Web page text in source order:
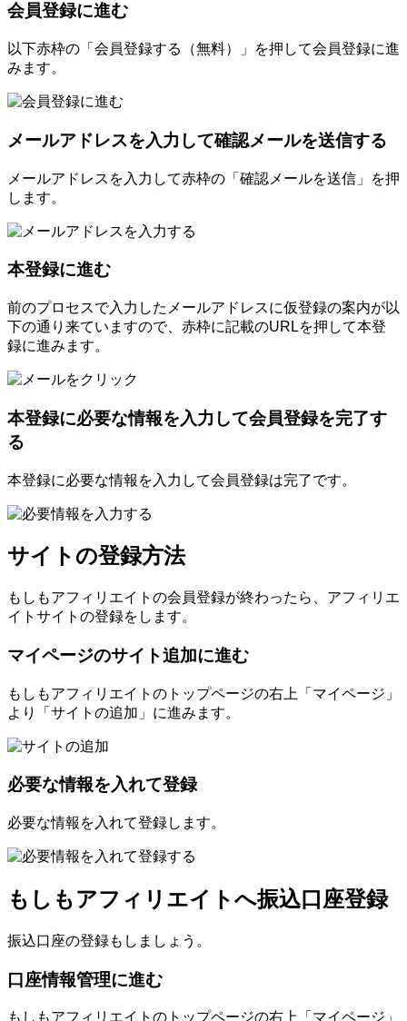
会員登録に進む
以下赤枠の「会員登録する（無料）」を押して会員登録に進
みます。
メールアドレスを入力して確認メールを送信する
メールアドレスを入力して赤枠の「確認メールを送信」を押
します。
本登録に進む
前のプロセスで入力したメールアドレスに仮登録の案内が以
下の通り来ていますので、赤枠に記載のURLを押して本登
録に進みます。
本登録に必要な情報を入力して会員登録を完了す
る
本登録に必要な情報を入力して会員登録は完了です。
サイトの登録方法
もしもアフィリエイトの会員登録が終わったら、アフィリエ
イトサイトの登録をします。
マイページのサイト追加に進む
もしもアフィリエイトのトップページの右上「マイページ」
より「サイトの追加」に進みます。
必要な情報を入れて登録
必要な情報を入れて登録します。
もしもアフィリエイトへ振込口座登録
振込口座の登録もしましょう。
口座情報管理に進む
もしもアフィリエイトのトップページの右上「マイページ」